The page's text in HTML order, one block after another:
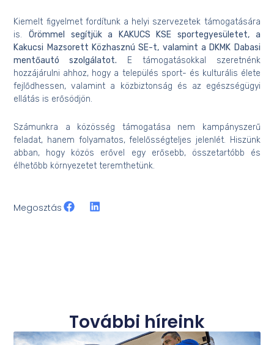
Kiemelt figyelmet fordítunk a helyi szervezetek támogatására
is. Örömmel segítjük a KAKUCS KSE sportegyesületet, a
Kakucsi Mazsorett Közhasznú SE-t, valamint a DKMK Dabasi
mentőautó szolgálatot. E támogatásokkal szeretnénk
hozzájárulni ahhoz, hogy a település sport- és kulturális élete
fejlődhessen, valamint a közbiztonság és az egészségügyi
ellátás is erősödjön.
Számunkra a közösség támogatása nem kampányszerű
feladat, hanem folyamatos, felelősségteljes jelenlét. Hiszünk
abban, hogy közös erővel egy erősebb, összetartóbb és
élhetőbb környezetet teremthetünk.
Megosztás
További híreink